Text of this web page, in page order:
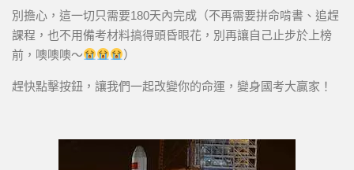
別擔心，這一切只需要180天內完成（不再需要拼命啃書、追趕
課程，也不用備考材料搞得頭昏眼花，別再讓自己止步於上榜
前，噢噢噢～
）
趕快點擊按鈕，讓我們一起改變你的命運，變身國考大贏家！